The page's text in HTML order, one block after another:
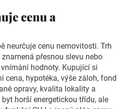
cenu a
neurčuje cenu nemovitosti. Trh
přesnou slevu nebo
hodnoty. Kupující si
cena, hypotéka, výše záloh, fond
opravy, kvalita lokality a
horší energetickou třídu, ale